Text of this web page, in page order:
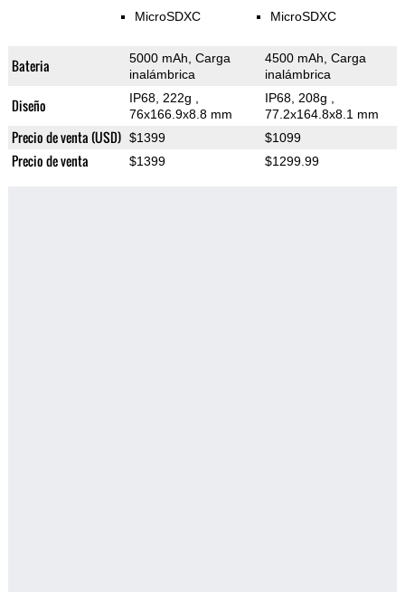
MicroSDXC MicroSDXC
Bateria
5000 mAh, Carga
inalámbrica
4500 mAh, Carga
inalámbrica
Diseño IP68, 222g
76x166.9x8.8 mm
IP68, 208g
77.2x164.8x8.1 mm
Precio de venta (USD) $1399 $1099
Precio de venta $1399 $1299.99